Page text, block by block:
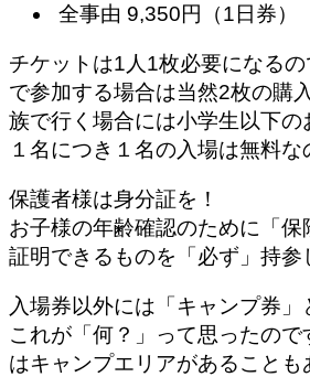
全事由 9,350円（1日券）
チケットは1人1枚必要になる
で参加する場合は当然2枚の購
族で行く場合には小学生以下の
１名につき１名の入場は無料な
保護者様は身分証を！
お子様の年齢確認のために「
証明できるものを「必ず」持参
入場券以外には「キャンプ券」
これが「何？」って思ったので
はキャンプエリアがあることも